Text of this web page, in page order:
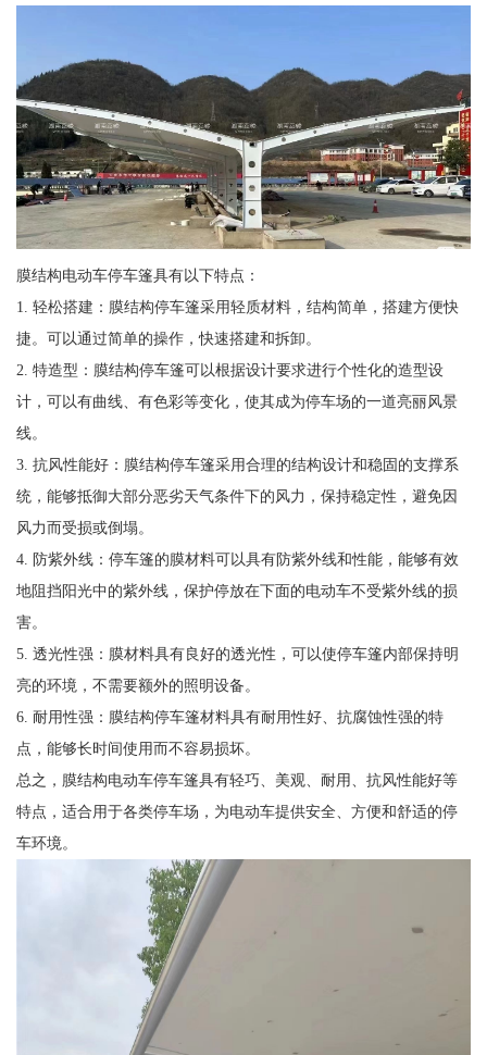
膜结构电动车停车篷具有以下特点：
1. 轻松搭建：膜结构停车篷采用轻质材料，结构简单，搭建方便快
捷。可以通过简单的操作，快速搭建和拆卸。
2. 特造型：膜结构停车篷可以根据设计要求进行个性化的造型设
计，可以有曲线、有色彩等变化，使其成为停车场的一道亮丽风景
线。
3. 抗风性能好：膜结构停车篷采用合理的结构设计和稳固的支撑系
统，能够抵御大部分恶劣天气条件下的风力，保持稳定性，避免因
风力而受损或倒塌。
4. 防紫外线：停车篷的膜材料可以具有防紫外线和性能，能够有效
地阻挡阳光中的紫外线，保护停放在下面的电动车不受紫外线的损
害。
5. 透光性强：膜材料具有良好的透光性，可以使停车篷内部保持明
亮的环境，不需要额外的照明设备。
6. 耐用性强：膜结构停车篷材料具有耐用性好、抗腐蚀性强的特
点，能够长时间使用而不容易损坏。
总之，膜结构电动车停车篷具有轻巧、美观、耐用、抗风性能好等
特点，适合用于各类停车场，为电动车提供安全、方便和舒适的停
车环境。